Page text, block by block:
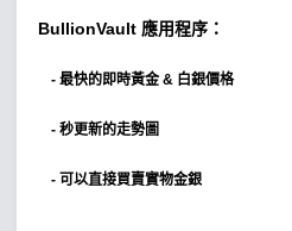
BullionVault 應用程序：
- 最快的即時黃金 & 白銀價格
- 秒更新的走勢圖
- 可以直接買賣實物金銀